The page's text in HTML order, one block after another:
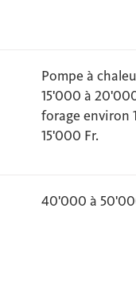
Pompe à
15'000 à
forage environ
15'000 Fr.
40'000 à